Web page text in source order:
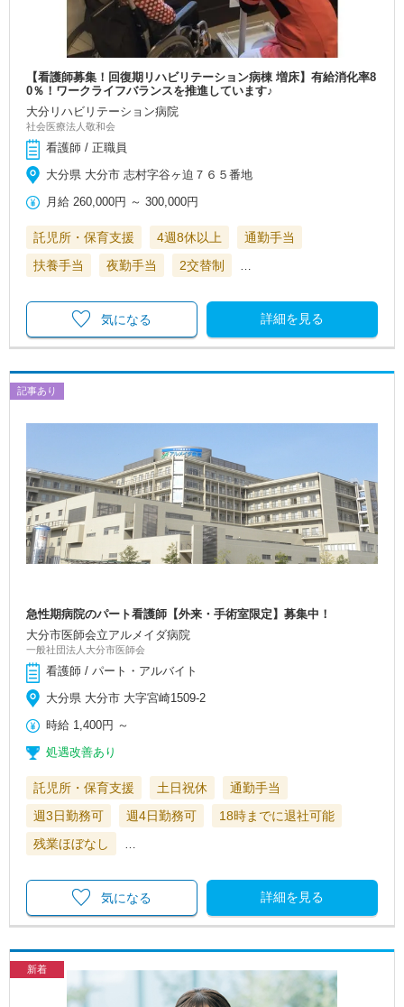
【看護師募集！回復期リハビリテーション病棟 増床】有給消化率8
0％！ワークライフバランスを推進しています♪
大分リハビリテーション病院
社会医療法人敬和会
看護師 / 正職員
大分県 大分市 志村字谷ヶ迫７６５番地
月給 260,000円 ～300,000円
託児所・保育支援 4週8休以上
通勤手当
扶養手当
夜勤手当 2交替制 …
詳細を見る
気になる
記事あり
急性期病院のパート看護師【外来・手術室限定】募集中！
大分市医師会立アルメイダ病院
一般社団法人大分市医師会
看護師 / パート・アルバイト
大分県 大分市 大字宮崎1509-2
時給 1,400円 ～
処遇改善あり
託児所・保育支援 土日祝休
通勤手当
週3日勤務可
週4日勤務可
18時までに退社可能
残業ほぼなし
…
詳細を見る
気になる
新着